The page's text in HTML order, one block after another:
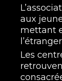
aux
mettant
l’étranger
Les